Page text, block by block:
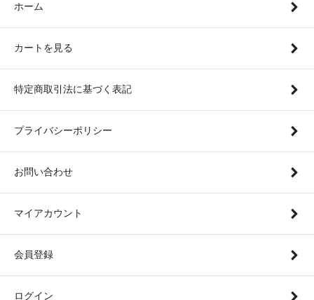
ホーム
カートを見る
特定商取引法に基づく表記
プライバシーポリシー
お問い合わせ
マイアカウント
会員登録
ログイン